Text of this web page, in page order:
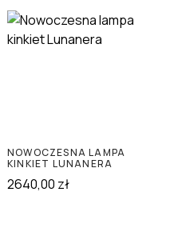
NOWOCZESNA LAMPA
KINKIET LUNANERA
2640,00 zł